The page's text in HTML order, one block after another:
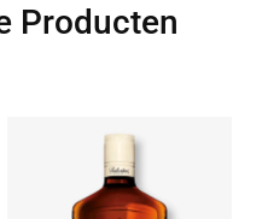
Producten